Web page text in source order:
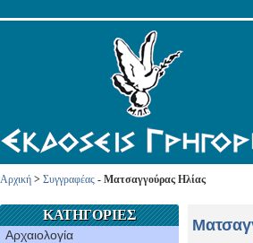
Αρχική > Συγγραφέας - Ματσαγγούρας Ηλίας
ΚΑΤΗΓΟΡΙΕΣ
Αρχαιολογία